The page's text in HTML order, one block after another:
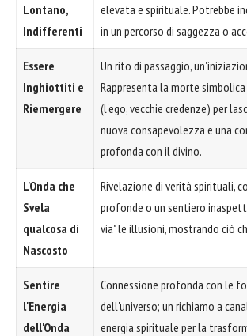
Lontano,
Indifferenti
elevata e spirituale. Potrebbe
in un percorso di saggezza o
Essere
Inghiottiti e
Riemergere
Un rito di passaggio,
Rappresenta la morte
(l'ego, vecchie credenze) per
nuova consapevolezza e una
profonda con il divino.
L'Onda che
Svela
qualcosa di
Nascosto
Rivelazione di verità spirituali,
profonde o un sentiero
via" le illusioni, mostrando ciò
Sentire
l'Energia
dell'Onda
Connessione profonda con le
dell'universo; un richiamo a
energia spirituale per la